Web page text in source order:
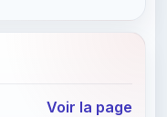
Voir la page